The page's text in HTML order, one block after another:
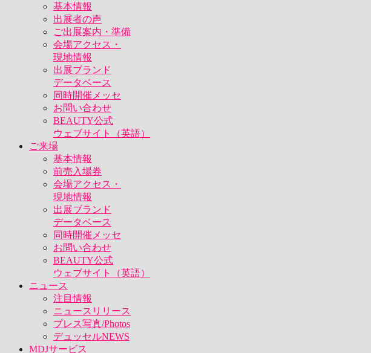
基本情報
出展者の声
ご出展案内・準備
会場アクセス・
現地情報
出展ブランド
データベース
同時開催メッセ
お問い合わせ
BEAUTY公式
ウェブサイト（英語）
ご来場
基本情報
前売入場券
会場アクセス・
現地情報
出展ブランド
データベース
同時開催メッセ
お問い合わせ
BEAUTY公式
ウェブサイト（英語）
ニュース
注目情報
ニュースリリース
プレス写真/Photos
デュッセルNEWS
MDJサービス